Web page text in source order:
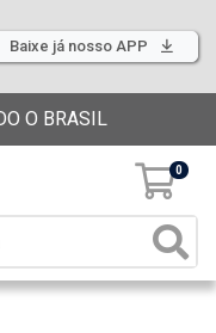
Baixe já nosso APP
O BRASIL
0